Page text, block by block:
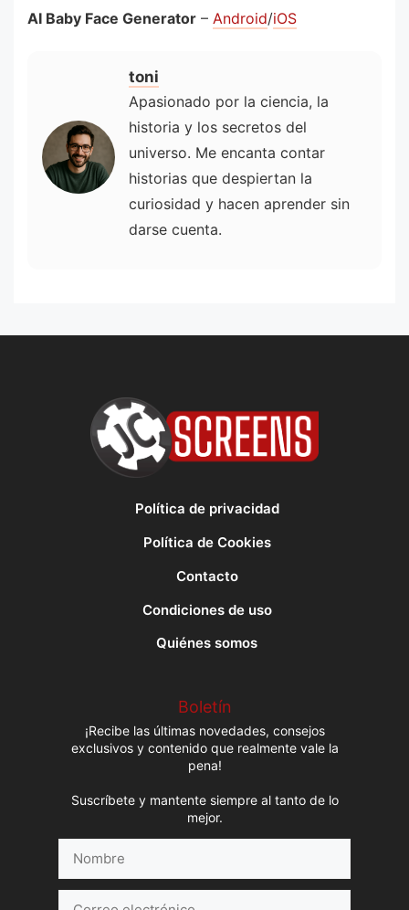
AI Baby Face Generator – Android/iOS
toni
Apasionado por la ciencia, la
historia y los secretos del
universo. Me encanta contar
historias que despiertan la
curiosidad y hacen aprender sin
darse cuenta.
Política de privacidad
Política de Cookies
Contacto
Condiciones de uso
Quiénes somos
Boletín
¡Recibe las últimas novedades, consejos
exclusivos y contenido que realmente vale la
pena!
Suscríbete y mantente siempre al tanto de lo
mejor.